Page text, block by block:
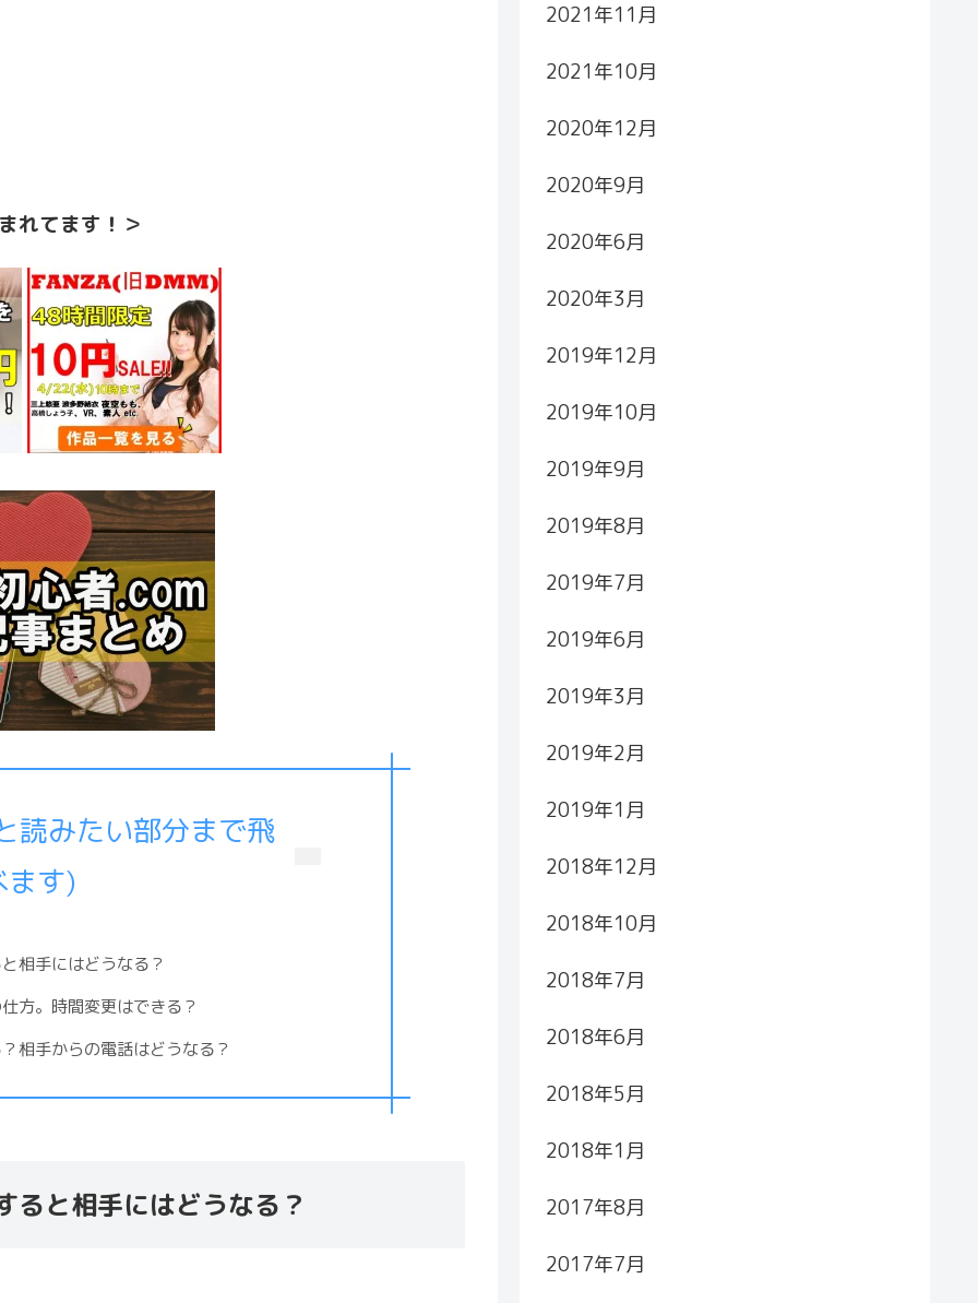
れてます！＞
読みたい部分まで飛
ます)
相手にはどうなる？
方。時間変更はできる？
相手からの電話はどうなる？
ると相手にはどうなる？
2021年11月
2021年10月
2020年12月
2020年9月
2020年6月
2020年3月
2019年12月
2019年10月
2019年9月
2019年8月
2019年7月
2019年6月
2019年3月
2019年2月
2019年1月
2018年12月
2018年10月
2018年7月
2018年6月
2018年5月
2018年1月
2017年8月
2017年7月